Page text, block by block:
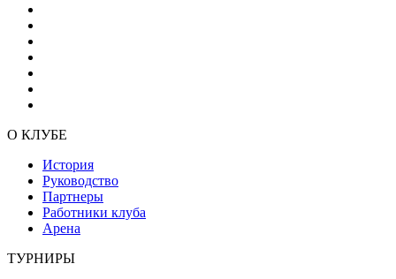
О КЛУБЕ
История
Руководство
Партнеры
Работники клуба
Арена
ТУРНИРЫ